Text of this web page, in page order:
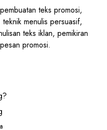
teks promosi,
menulis persuasif,
teks iklan, pemikiran
promosi.